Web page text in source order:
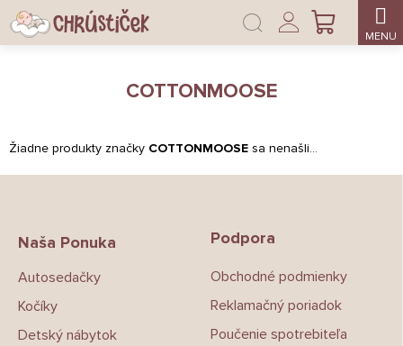
Prejsť
na
obsah
NÁKUPNÝ
Prihlásenie
COTTONMOOSE
Žiadne produkty značky COTTONMOOSE sa nenašli...
Naša Ponuka
Autosedačky
Kočíky
Detský nábytok
Podpora
Obchodné podmienky
Reklamačný poriadok
Poučenie spotrebiteľa